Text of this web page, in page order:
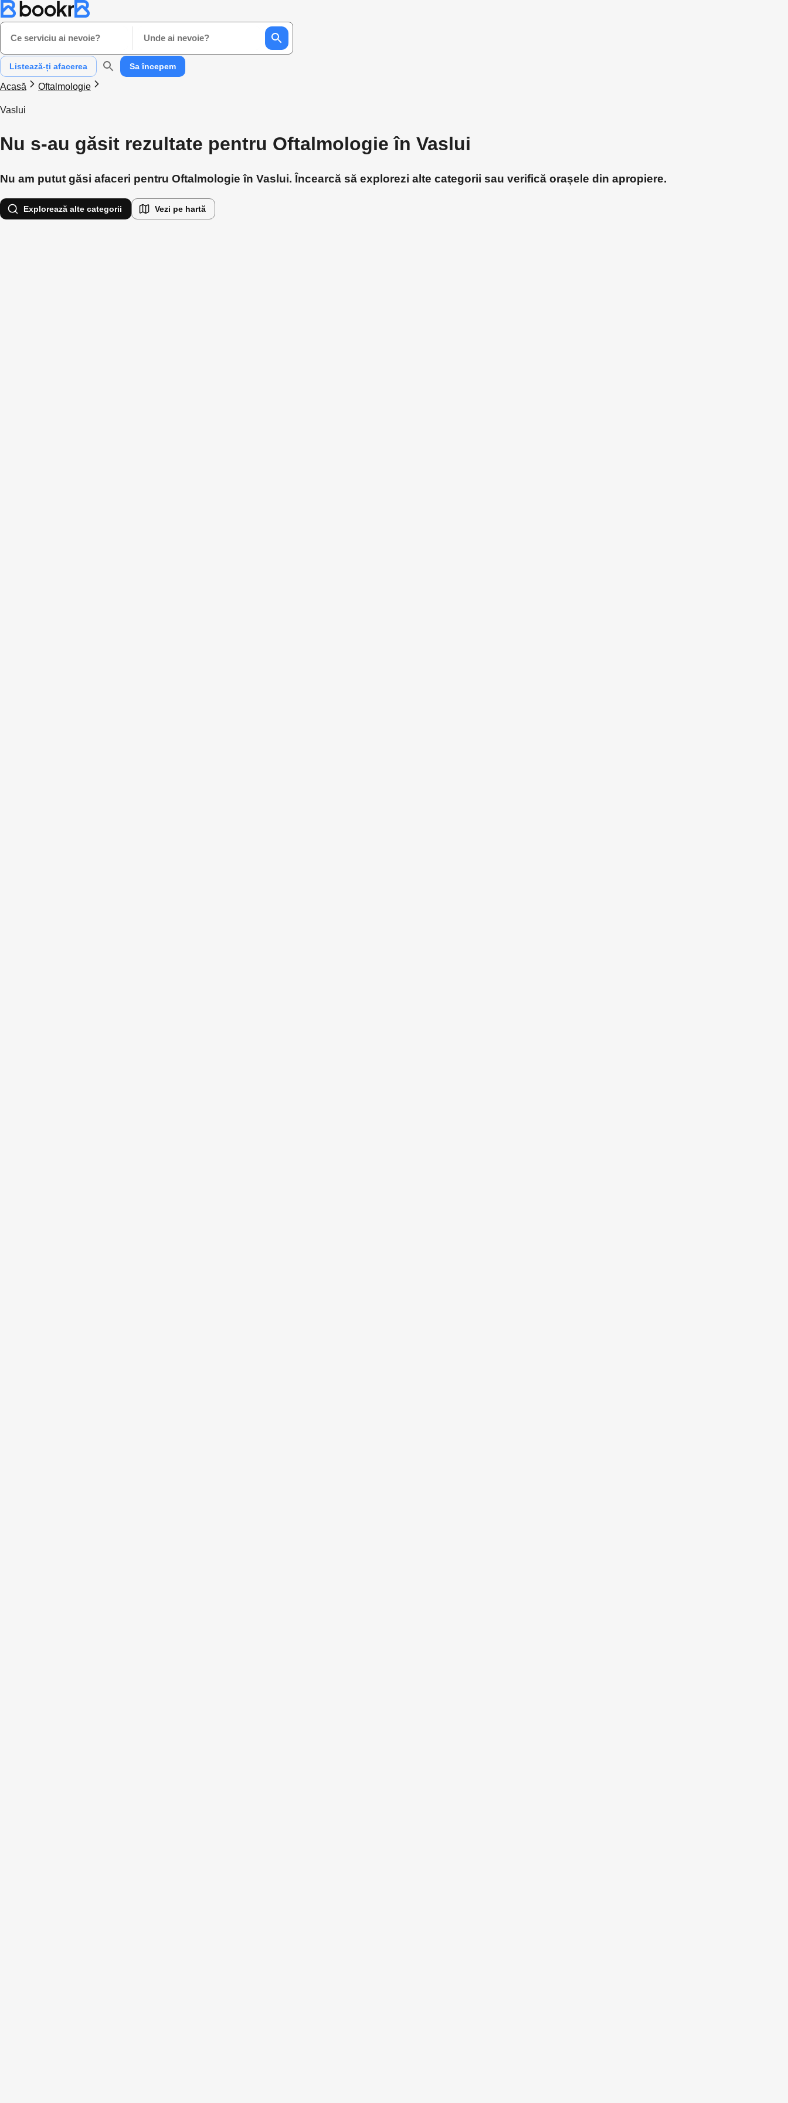
Ce serviciu ai nevoie? Unde ai nevoie?
Listează-ți afacerea Sa începem
Acasă Oftalmologie
Vaslui
Nu s-au găsit rezultate pentru Oftalmologie în Vaslui
Nu am putut găsi afaceri pentru Oftalmologie în Vaslui. Încearcă să explorezi alte categorii sau verifică orașele din apropiere.
Explorează alte categorii Vezi pe hartă